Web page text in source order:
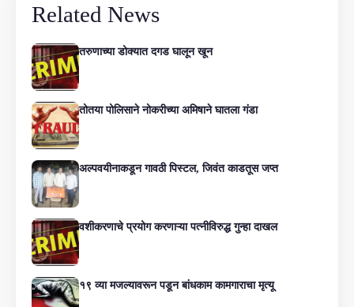
Related News
तरुणाच्या डोक्यात दगड घालून खून
तोतया पोलिसाने नोकरीच्या अमिषाने घातला गंडा
अल्पवयीनाकडून गावठी पिस्टल, जिवंत काडतूस जप्त
वशीकरणाचे प्रयोग करणाऱ्या पत्नीविरुद्ध गुन्हा दाखल
१९ व्या मजल्यावरून पडून बांधकाम कामगाराचा मृत्यू